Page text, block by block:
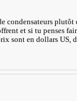
condensateurs
et si tu penses
sont en dollars US,